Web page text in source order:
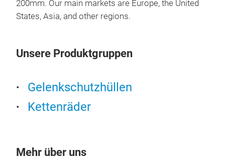
200mm. Our main markets are Europe, the United
States, Asia, and other regions.
Unsere Produktgruppen
Gelenkschutzhüllen
Kettenräder
Mehr über uns